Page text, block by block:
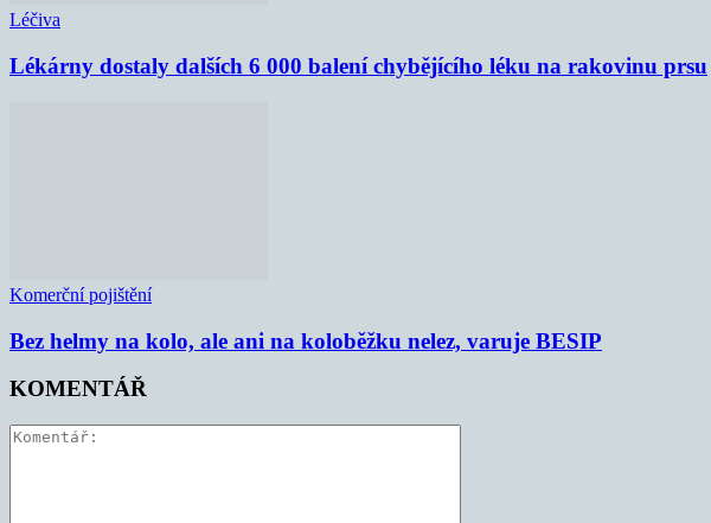
Léčiva
Lékárny dostaly dalších 6 000 balení chybějícího léku na rakovinu prsu
Komerční pojištění
Bez helmy na kolo, ale ani na koloběžku nelez, varuje BESIP
KOMENTÁŘ